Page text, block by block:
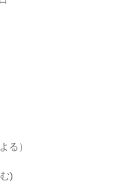
る）
)